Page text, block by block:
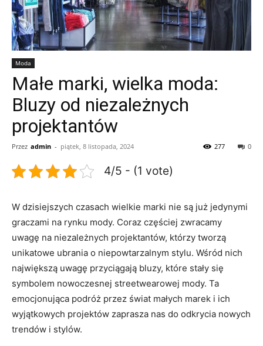
Moda
Małe marki, wielka moda:
Bluzy od niezależnych
projektantów
Przez admin - piątek, 8 listopada, 2024 0
277
4/5 - (1 vote)
W dzisiejszych czasach wielkie‍ marki ⁢nie ​są‍ już jedynymi
graczami na rynku mody.‍ Coraz częściej⁢ zwracamy
uwagę na niezależnych projektantów, którzy tworzą
unikatowe ubrania o niepowtarzalnym stylu. Wśród nich
największą uwagę przyciągają⁤ bluzy, które⁤ stały się
⁢symbolem ‍nowoczesnej ​streetwearowej mody.‌ Ta
emocjonująca⁤ podróż⁤ przez ⁤świat małych marek i ich
wyjątkowych projektów zaprasza nas do ⁣odkrycia nowych
trendów i stylów.